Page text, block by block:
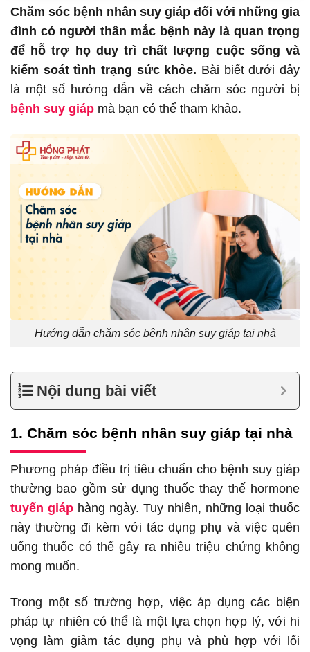
Chăm sóc bệnh nhân suy giáp đối với những gia
đình có người thân mắc bệnh này là quan trọng
để hỗ trợ họ duy trì chất lượng cuộc sống và
kiểm soát tình trạng sức khỏe. Bài biết dưới đây
là một số hướng dẫn về cách chăm sóc người bị
bệnh suy giáp mà bạn có thể tham khảo.
Hướng dẫn chăm sóc bệnh nhân suy giáp tại nhà
Nội dung bài viết
1. Chăm sóc bệnh nhân suy giáp tại nhà
Phương pháp điều trị tiêu chuẩn cho bệnh suy giáp
thường bao gồm sử dụng thuốc thay thế hormone
tuyến giáp hàng ngày. Tuy nhiên, những loại thuốc
này thường đi kèm với tác dụng phụ và việc quên
uống thuốc có thể gây ra nhiều triệu chứng không
mong muốn.
Trong một số trường hợp, việc áp dụng các biện
pháp tự nhiên có thể là một lựa chọn hợp lý, với hi
vọng làm giảm tác dụng phụ và phù hợp với lối